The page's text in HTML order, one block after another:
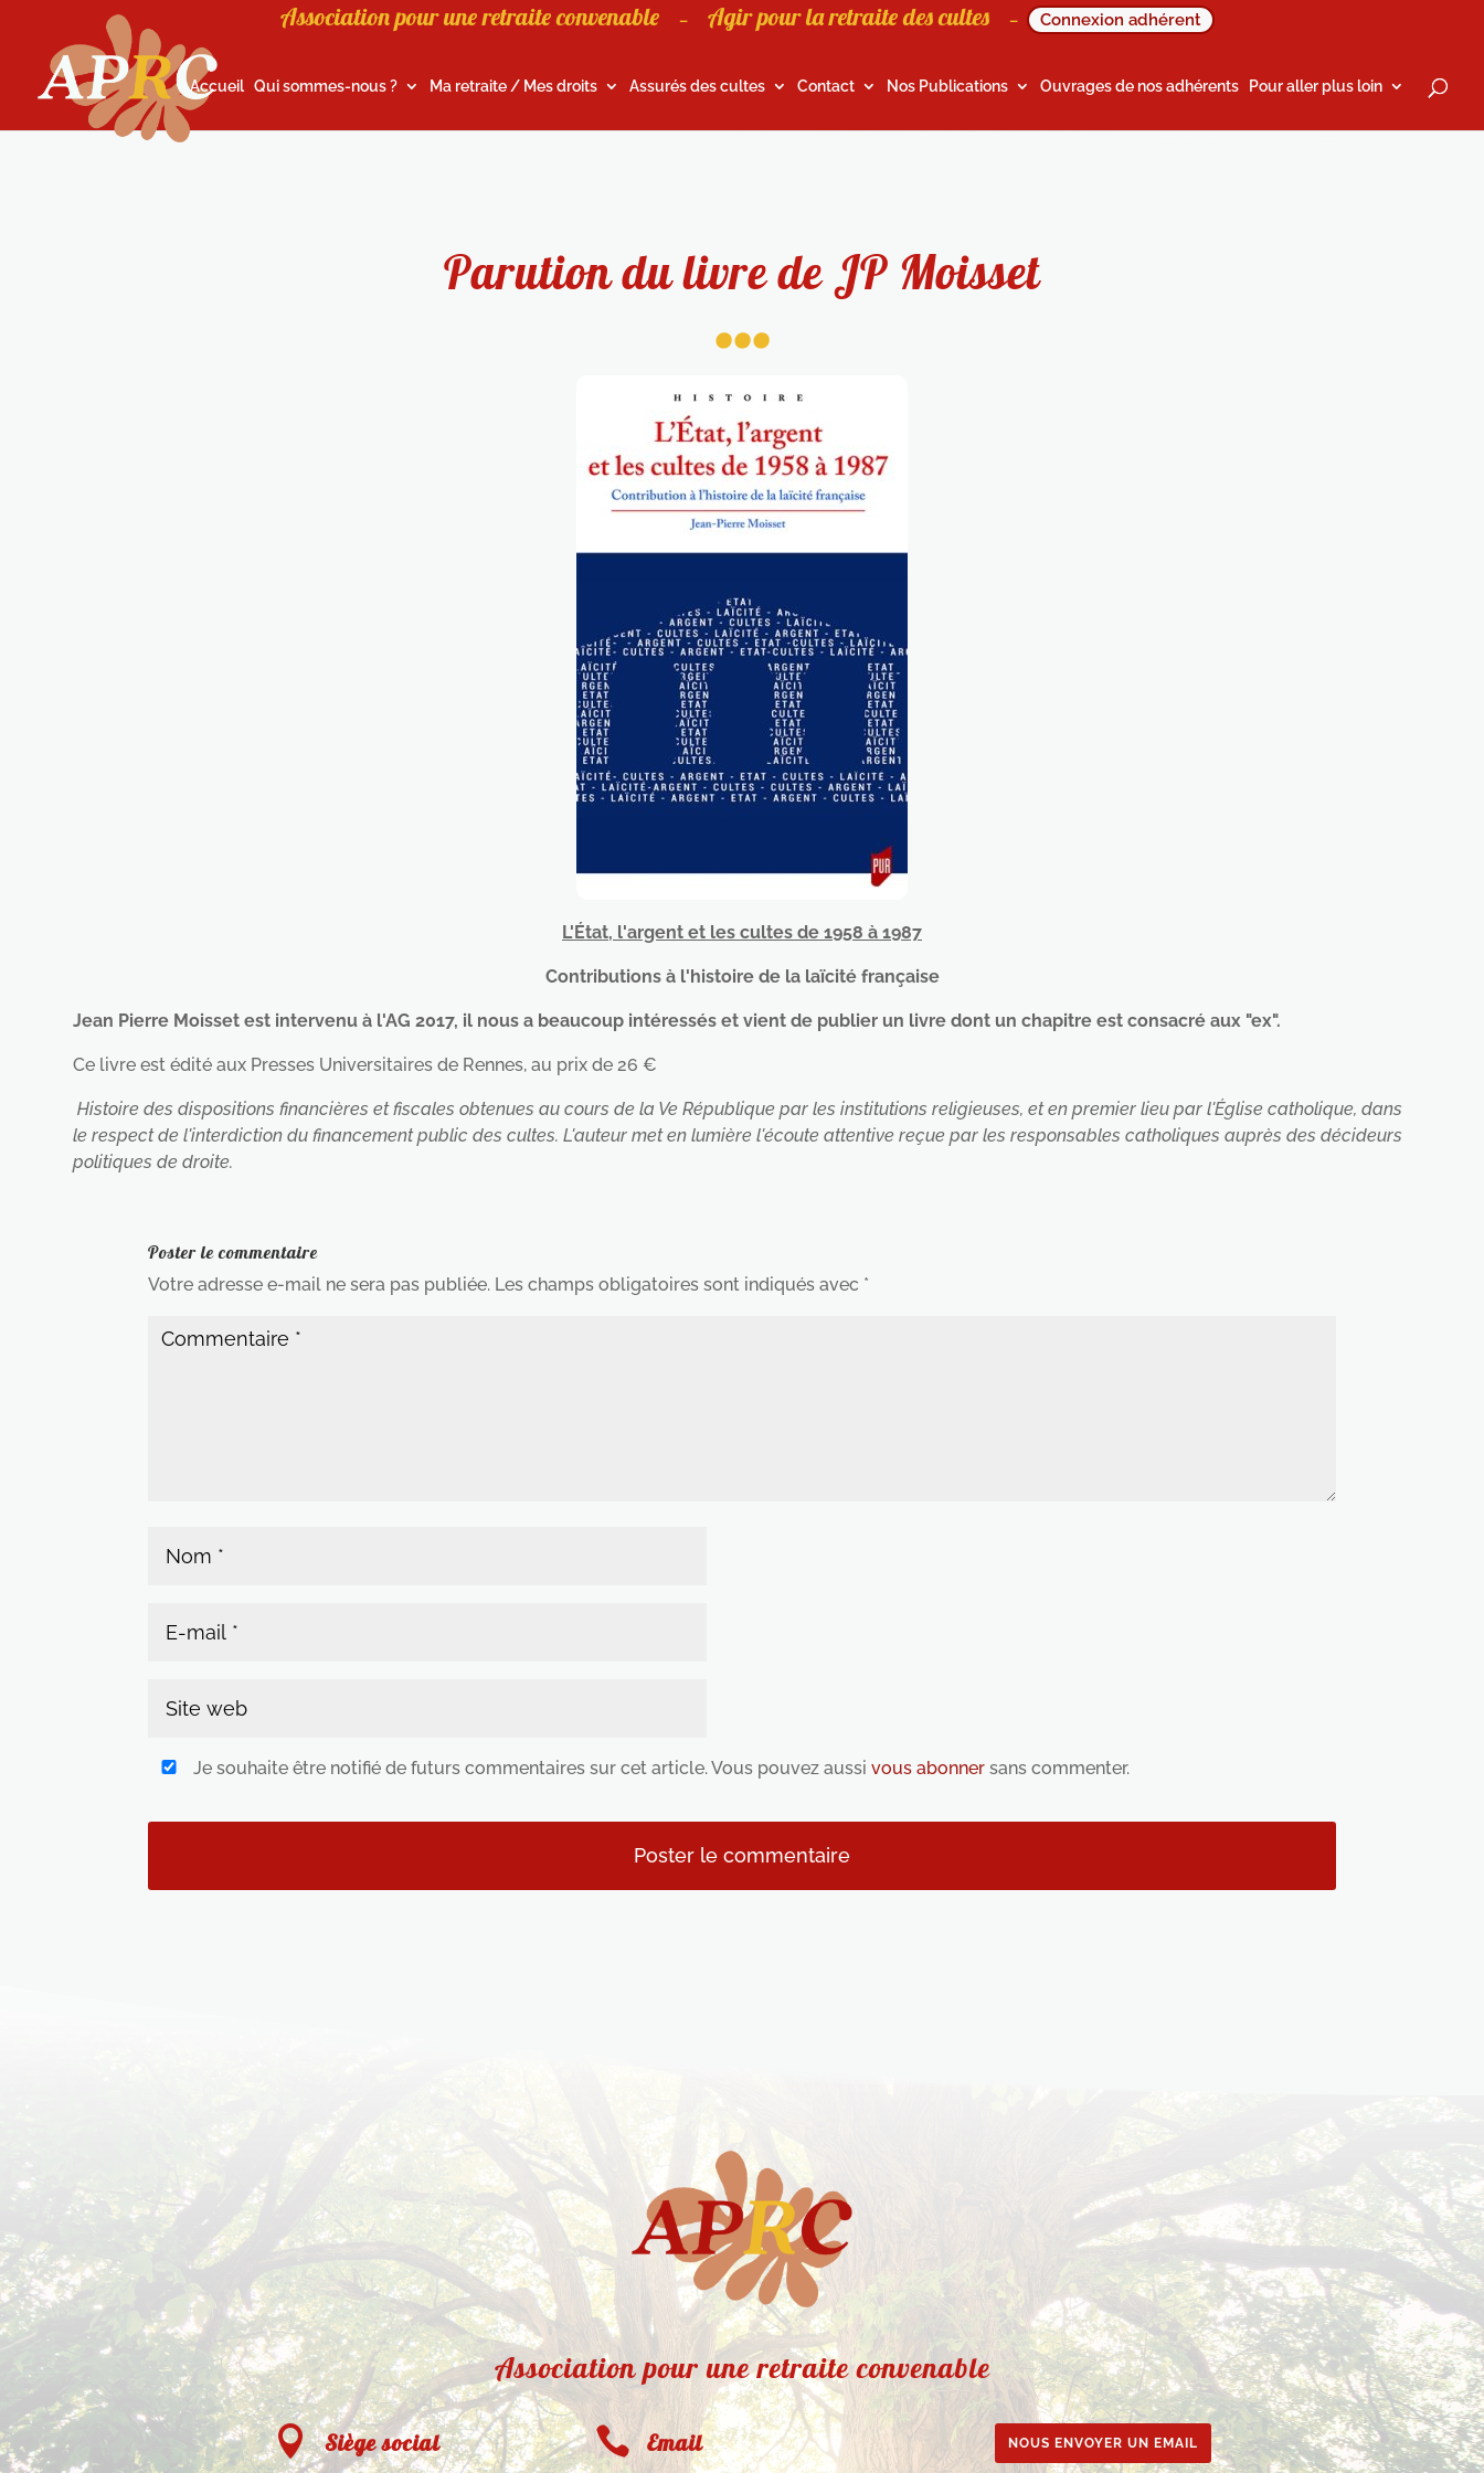
Association pour une retraite convenable – Agir pour la retraite des cultes – Connexion adhérent
Accueil Qui sommes-nous ? Ma retraite / Mes droits Assurés des cultes Contact Nos Publications Ouvrages de nos adhérents Pour aller plus loin
Parution du livre de JP Moisset
...
L'État, l'argent et les cultes de 1958 à 1987
Contributions à l'histoire de la laïcité française
Jean Pierre Moisset est intervenu à l'AG 2017, il nous a beaucoup intéressés et vient de publier un livre dont un chapitre est consacré aux "ex".
Ce livre est édité aux Presses Universitaires de Rennes, au prix de 26 €
Histoire des dispositions financières et fiscales obtenues au cours de la Ve République par les institutions religieuses, et en premier lieu par l'Église catholique, dans
le respect de l'interdiction du financement public des cultes. L'auteur met en lumière l'écoute attentive reçue par les responsables catholiques auprès des décideurs
politiques de droite.
Poster le commentaire
Votre adresse e-mail ne sera pas publiée. Les champs obligatoires sont indiqués avec *
Je souhaite être notifié de futurs commentaires sur cet article. Vous pouvez aussivous abonner sans commenter.
Association pour une retraite convenable
 Siège social  Email NOUS ENVOYER UN EMAIL